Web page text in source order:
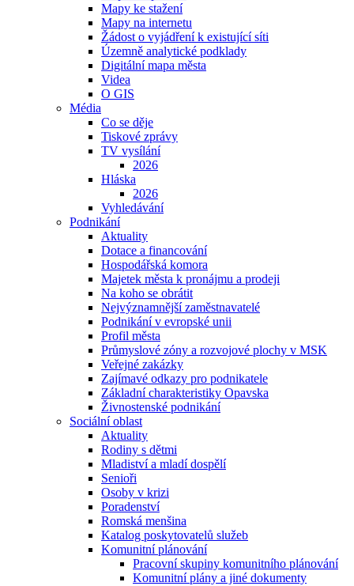
Mapy ke stažení
Mapy na internetu
Žádost o vyjádření k existující síti
Územně analytické podklady
Digitální mapa města
Videa
O GIS
Média
Co se děje
Tiskové zprávy
TV vysílání
2026
Hláska
2026
Vyhledávání
Podnikání
Aktuality
Dotace a financování
Hospodářská komora
Majetek města k pronájmu a prodeji
Na koho se obrátit
Nejvýznamnější zaměstnavatelé
Podnikání v evropské unii
Profil města
Průmyslové zóny a rozvojové plochy v MSK
Veřejné zakázky
Zajímavé odkazy pro podnikatele
Základní charakteristiky Opavska
Živnostenské podnikání
Sociální oblast
Aktuality
Rodiny s dětmi
Mladiství a mladí dospělí
Senioři
Osoby v krizi
Poradenství
Romská menšina
Katalog poskytovatelů služeb
Komunitní plánování
Pracovní skupiny komunitního plánování
Komunitní plány a jiné dokumenty